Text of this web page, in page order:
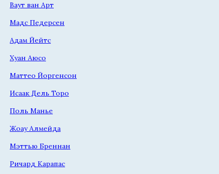
Ваут ван Арт
Мадс Педерсен
Адам Йейтс
Хуан Аюсо
Маттео Йоргенсон
Исаак Дель Торо
Поль Манье
Жоау Алмейда
Мэттью Бреннан
Ричард Карапас